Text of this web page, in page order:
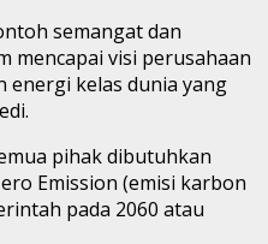
semangat dan
mencapai visi perusahaan
energi kelas dunia yang
pihak dibutuhkan
Emission (emisi karbon
pada 2060 atau